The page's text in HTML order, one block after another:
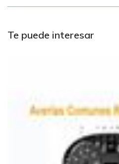
Te puede interesar